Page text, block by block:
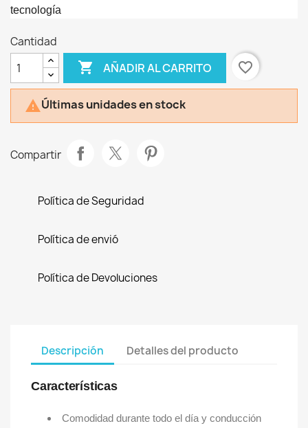
tecnología
Cantidad
 AÑADIR AL CARRITO favorite_border
Últimas unidades en stock
Compartir
Política de Seguridad
Política de envió
Política de Devoluciones
Descripción Detalles del producto
Características
Comodidad durante todo el día y conducción